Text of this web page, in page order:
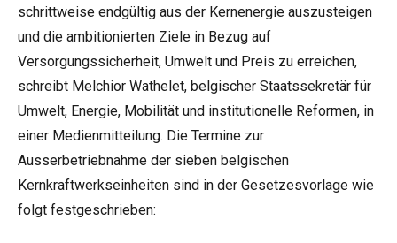
schrittweise endgültig aus der Kernenergie auszusteigen
und die ambitionierten Ziele in Bezug auf
Versorgungssicherheit, Umwelt und Preis zu erreichen,
schreibt Melchior Wathelet, belgischer Staatssekretär für
Umwelt, Energie, Mobilität und institutionelle Reformen, in
einer Medienmitteilung. Die Termine zur
Ausserbetriebnahme der sieben belgischen
Kernkraftwerkseinheiten sind in der Gesetzesvorlage wie
folgt festgeschrieben: